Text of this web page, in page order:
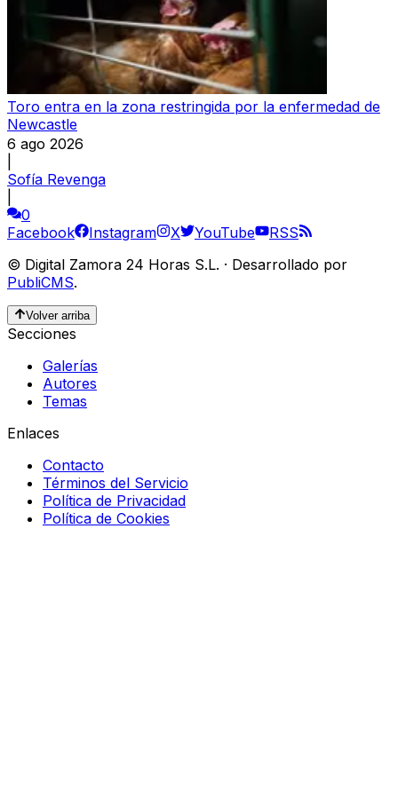
Toro entra en la zona restringida por la enfermedad de
Newcastle
6 ago 2026
Sofía Revenga
0
Facebook
Instagram X YouTube
RSS
© Digital Zamora 24 Horas S.L. · Desarrollado por
PubliCMS.
Volver arriba
Secciones
Galerías
Autores
Temas
Enlaces
Contacto
Términos del Servicio
Política de Privacidad
Política de Cookies